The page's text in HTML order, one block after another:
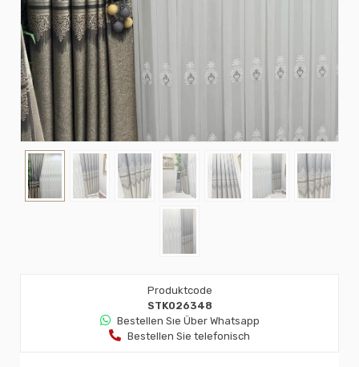
Produktcode
STK026348
Bestellen Sıe Über Whatsapp
Bestellen Sie telefonisch